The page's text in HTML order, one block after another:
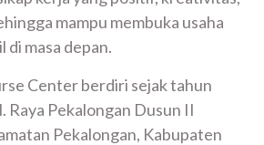
mampu membuka usaha
di masa depan.
Center berdiri sejak tahun
Raya Pekalongan Dusun II
Pekalongan, Kabupaten